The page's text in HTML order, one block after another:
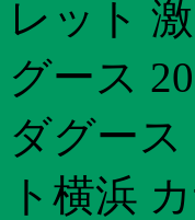
レット
グース
ダグー
ト横浜